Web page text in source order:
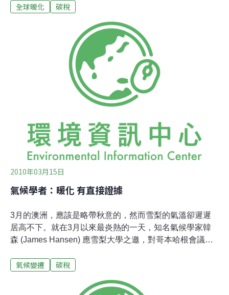
民眾不贊成收取碳稅，認為有關方案雖然規定徵收碳稅後
免，而企業將在投資方面獲得補償，但碳稅累計會使得物
價大幅上升。媒體分析法國是準備為對歐盟以外的國家和
地區設置同樣的稅收而努力，這一稅收被稱為「碳關
稅」，而法國率先徵收碳稅並提議徵收碳關稅，能使該國
佔據道德高地。此外，歐盟各國面臨的二氧化碳排放問題
並不相同且各有利益，其內部很難對碳稅問題達成一致。
在去年7月下旬舉行的歐盟成員國環境部長非正式會議
稅是「新形式的生態帝國主義」。
全球暖化
碳稅
2010年03月15日
氣候學者：暖化 有直接證據
3月的澳洲，應該是略帶秋意的，然而雪梨的氣溫卻遲遲
居高不下。就在3月以來最炎熱的一天，知名氣候學家韓
森 (James Hansen) 應雪梨大學之邀，對哥本哈根會議後
(NASA)太空研究所所長，目前也擔任哥倫比亞大學教授。
美國國會作證，首次公開指出全球暖化現象確實存在，且
氣候變遷 碳稅